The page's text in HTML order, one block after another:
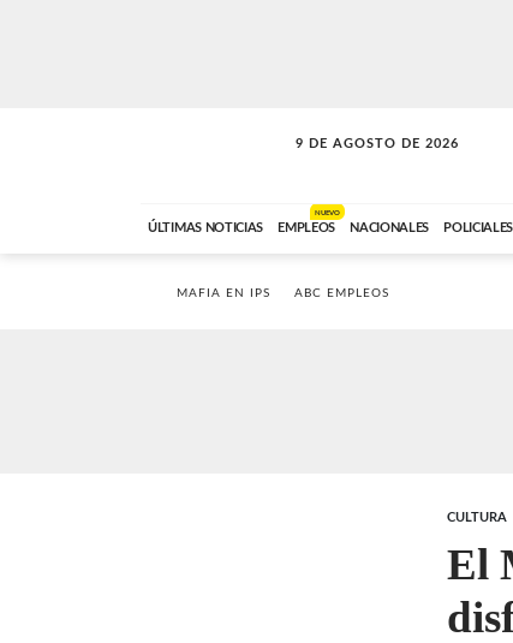
9 DE AGOSTO DE 2026
SOLO MÚSICA
ÚLTIMAS NOTICIAS EMPLEOS
NUEVO
NACIONALES POLICIALES
MAFIA EN IPS ABC EMPLEOS
CULTURA
El